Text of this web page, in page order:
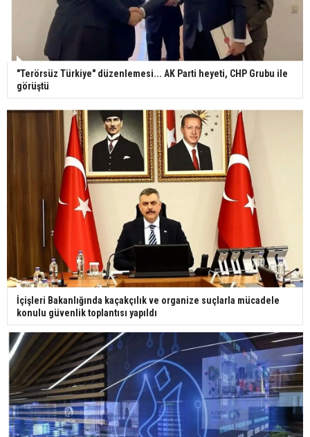
"Terörsüz Türkiye" düzenlemesi... AK Parti heyeti, CHP Grubu ile
görüştü
İçişleri Bakanlığında kaçakçılık ve organize suçlarla mücadele
konulu güvenlik toplantısı yapıldı